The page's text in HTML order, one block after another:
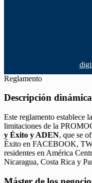
Reglamento
Descripción
Este reglamento establece
limitaciones de la
y Éxito y ADEN, que se
Éxito en FACEBOOK,
residentes en América
Nicaragua, Costa Rica y